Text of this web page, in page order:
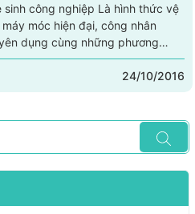
công nghiệp Là hình thức vệ
móc hiện đại, công nhân
dụng cùng những phương
học… nhằm đem lại hiệu quả
gian và chi phí. Bao gồm các
dịch vụ vệ sinh nhà ở, dịch
24/10/2016